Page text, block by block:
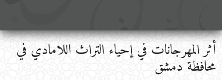
أثر المهرجانات في إحياء التراث اللامادي في
محافظة دمشق